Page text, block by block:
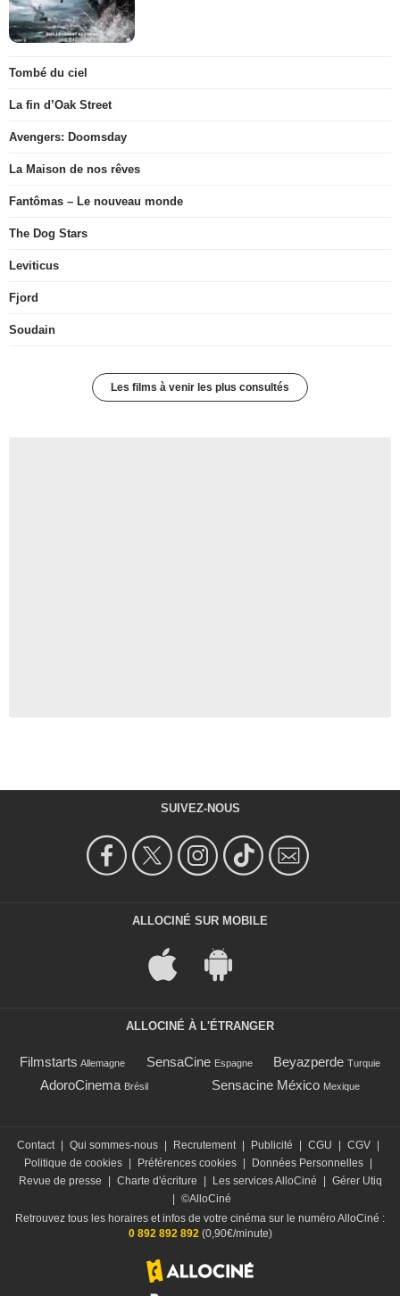
Tombé du ciel
La fin d’Oak Street
Avengers: Doomsday
La Maison de nos rêves
Fantômas – Le nouveau monde
The Dog Stars
Leviticus
Fjord
Soudain
Les films à venir les plus consultés
SUIVEZ-NOUS
ALLOCINÉ SUR MOBILE
ALLOCINÉ À L'ÉTRANGER
Filmstarts Allemagne SensaCine Espagne Beyazperde Turquie
AdoroCinema Brésil Sensacine México Mexique
Contact Qui sommes-nous Recrutement Publicité CGU CGV
Politique de cookies
Préférences cookies Données Personnelles
Revue de presse
Charte d'écriture Les services AlloCiné
Gérer Utiq
©AlloCiné
Retrouvez tous les horaires et infos de votre cinéma sur le numéro AlloCiné :
0 892 892 892(0,90€/minute)